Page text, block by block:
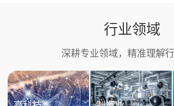
多语言数据，赋能 AI 创新
及模型评测服务，为大语言模型、语音识
供可靠支持，帮助客户提升模型在不同语
行业领域
深耕专业领域，精准理解